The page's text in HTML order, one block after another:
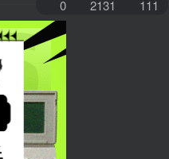
0 2131 111